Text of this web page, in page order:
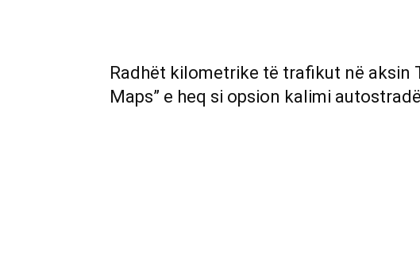
Radhët kilometrike të trafikut në aksin
Maps” e heq si opsion kalimi